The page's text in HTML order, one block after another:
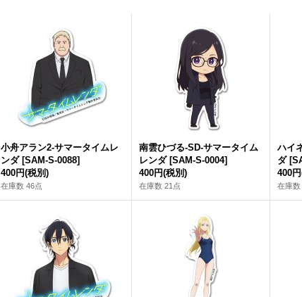
小舟アラン2-サマータイムレ
ンダ [SAM-S-0088]
400円(税別)
在庫数 46点
南雲ひづる-SD-サマータイム
レンダ [SAM-S-0004]
400円(税別)
在庫数 21点
ハイ
ダ [
400円
在庫数